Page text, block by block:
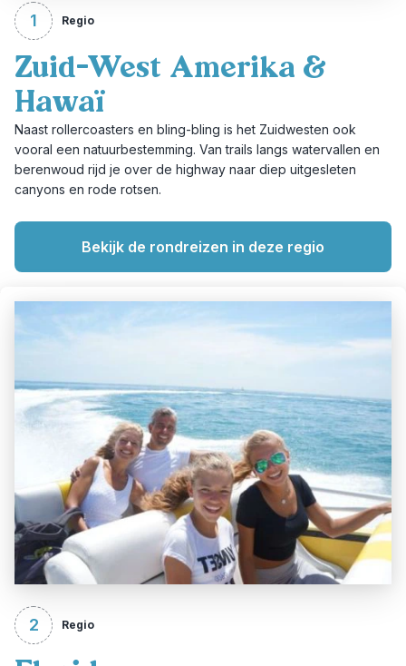
1 Regio
Zuid-West Amerika &
Hawaï
Naast rollercoasters en bling-bling is het Zuidwesten ook
vooral een natuurbestemming. Van trails langs watervallen en
berenwoud rijd je over de highway naar diep uitgesleten
canyons en rode rotsen.
Bekijk de rondreizen in deze regio
2 Regio